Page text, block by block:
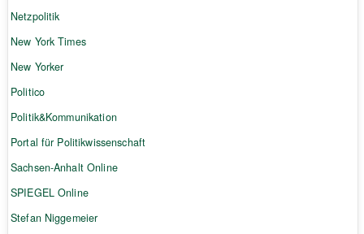
Netzpolitik
New York Times
New Yorker
Politico
Politik&Kommunikation
Portal für Politikwissenschaft
Sachsen-Anhalt Online
SPIEGEL Online
Stefan Niggemeier